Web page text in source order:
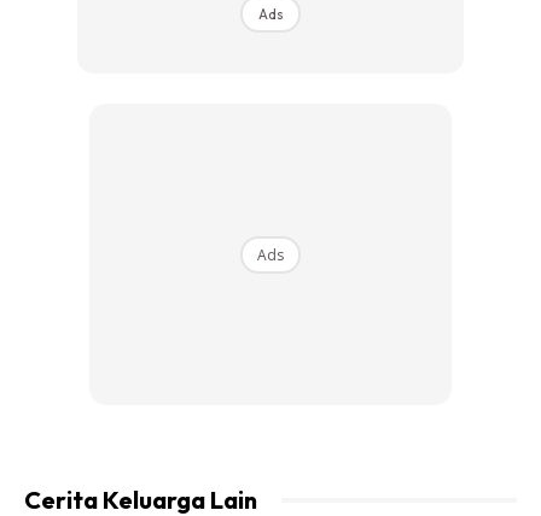
Ads
Ads
Cerita Keluarga Lain